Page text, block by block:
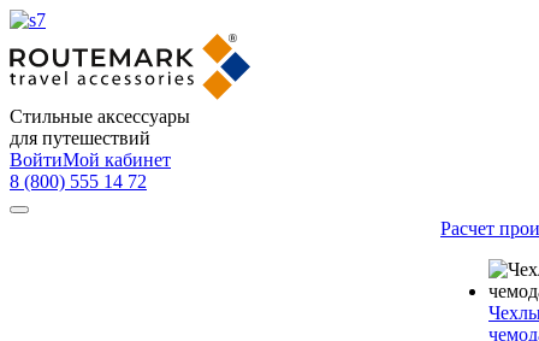
Стильные аксессуары
для путешествий
ВойтиМой кабинет
8 (800) 555 14 72
Расчет